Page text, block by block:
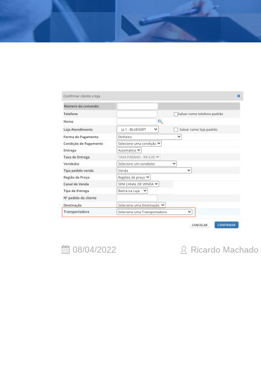
08/04/2022 Ricardo Machado